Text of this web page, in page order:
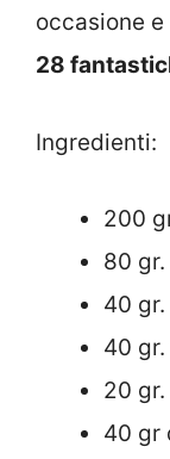
occasione e
28
Ingredienti:
200
80
40
40
20
40 gr